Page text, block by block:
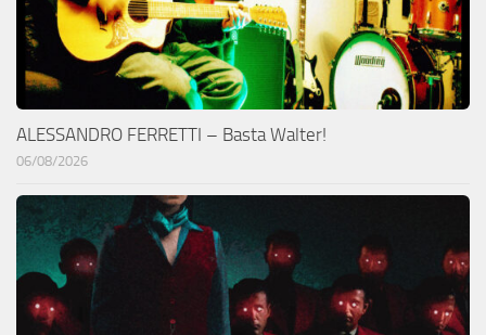
ALESSANDRO FERRETTI – Basta Walter!
06/08/2026